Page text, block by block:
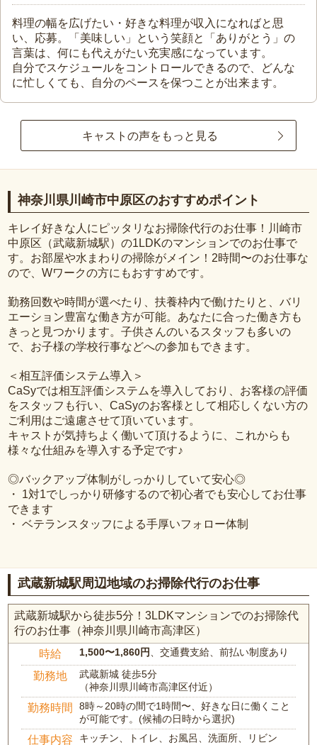
料理の幅を広げたい・好きな料理が収入になればと思
い、応募。「美味しい」という笑顔と「ありがとう」の
言葉は、何にも代えがたい充実感になっています。
自分でスケジュールをコントロールできるので、どんな
に忙しくても、自分のペースを保つことが出来ます。
キャストの声をもっと見る
神奈川県川崎市中原区のおすすめポイント
キレイ好きな人にピッタリなお掃除代行のお仕事！川崎市
中原区（武蔵新城駅）の1LDKのマンションでのお仕事で
す。お部屋や水まわりの掃除がメイン！2時間〜のお仕事な
ので、Wワークの方にもおすすめです。
勤務回数や時間が選べたり、扶養枠内で働けたりと、バリ
エーション豊富な働き方が可能。あなたに合った働き方も
きっと見つかります。子供さんのいるスタッフも多いの
で、お子様の学校行事などへの参加もできます。
＜相互評価システム導入＞
CaSyでは相互評価システムを導入しており、お客様の評価
をスタッフも行い、CaSyのお客様として相応しくない方の
ご利用はご遠慮させて頂いています。
キャストが気持ちよく働いて頂けるように、これからも
様々な仕組みを導入する予定です♪
◎バックアップ体制がしっかりしていて安心◎
・ 1対1でしっかり研修するので初心者でも安心してお仕事
できます
・ ベテランスタッフによる手厚いフォロー体制
武蔵新城駅周辺地域のお掃除代行のお仕事
武蔵新城駅から徒歩5分！3LDKマンションでのお掃除代
行のお仕事（神奈川県川崎市高津区）
時給 1,500〜1,860円、交通費支給、前払い制度あり
勤務地
武蔵新城 徒歩5分
（神奈川県川崎市高津区付近）
勤務時間
8時～20時の間で1時間〜、好きな日に働くこと
が可能です。(候補の日時から選択)
仕事内容 キッチン、トイレ、お風呂、洗面所、リビン